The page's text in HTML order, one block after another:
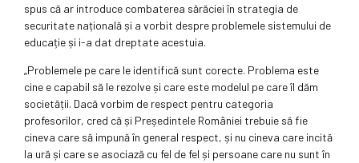
spus că ar introduce combaterea sărăciei în strategia de
securitate națională și a vorbit despre problemele sistemului de
educație și i-a dat dreptate acestuia.
„Problemele pe care le identifică sunt corecte. Problema este
cine e capabil să le rezolve și care este modelul pe care îl dăm
societății. Dacă vorbim de respect pentru categoria
profesorilor, cred că și Președintele României trebuie să fie
cineva care să impună în general respect, și nu cineva care incită
la ură și care se asociază cu fel de fel și persoane care nu sunt în